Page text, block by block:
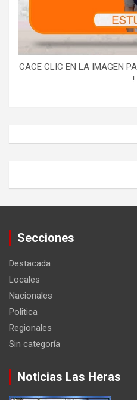
CACE CLIC EN LA IMAGEN
!
Secciones
Destacada
Locales
Nacionales
Politica
Regionales
Sin categoría
Noticias Las Heras